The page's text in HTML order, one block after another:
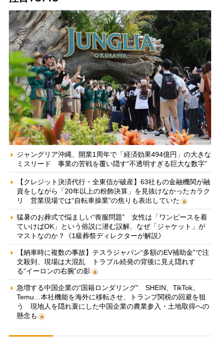
ジャングリア沖縄、開業1周年で「経済効果494億円」の大きな
ミスリード 事業の苦戦を覆い隠す“不透明すぎる巨大な数字”
【クレジット決済代行・全東信が破産】63社もの金融機関が融
資をしながら「20年以上の粉飾決算」を見抜けなかったカラク
リ 営業現場では“自転車操業”の焦りも表出していた
猛暑のお葬式で悩ましい“喪服問題” 女性は「ワンピースを着
ていけばOK」という俗説に潜む誤解、なぜ「ジャケット」が
マストなのか？《1級葬祭ディレクターが解説》
【納車時に複数の事故】テスラジャパン“多額のEV補助金”で注
文殺到、現場は大混乱 トラブル続発の背後に見え隠れす
る“イーロンの右腕”の影
急増する中国企業の“国籍ロンダリング” SHEIN、TikTok、
Temu…本社機能を海外に移転させ、トランプ関税の回避を狙
う 現地人を隠れ蓑にした中国企業の農業参入・土地取得への
懸念も